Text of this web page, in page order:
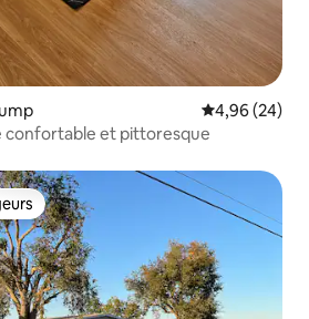
Évaluation
4,96 (24)
confortable et pittoresque